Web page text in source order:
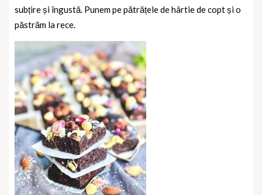
subțire și îngustă. Punem pe pătrățele de hârtie de copt și o
păstrăm la rece.